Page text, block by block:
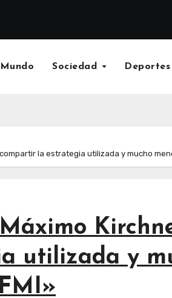
Mundo Sociedad Deportes
la estrategia utilizada y mucho
utilizada y